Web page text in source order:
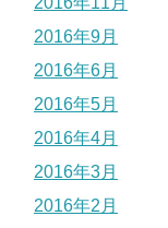
2016年9月
2016年6月
2016年5月
2016年4月
2016年3月
2016年2月